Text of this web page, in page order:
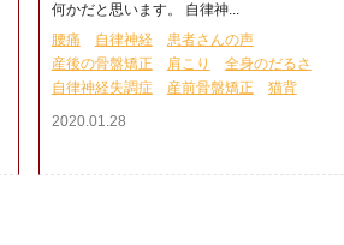
何かだと思います。 自律神...
腰痛
自律神経
患者さんの声
産後の骨盤矯正
肩こり
全身のだるさ
自律神経失調症
産前骨盤矯正
猫背
2020.01.28